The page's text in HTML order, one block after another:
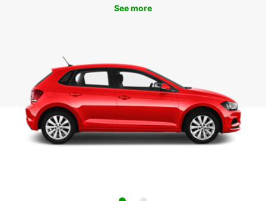
See more